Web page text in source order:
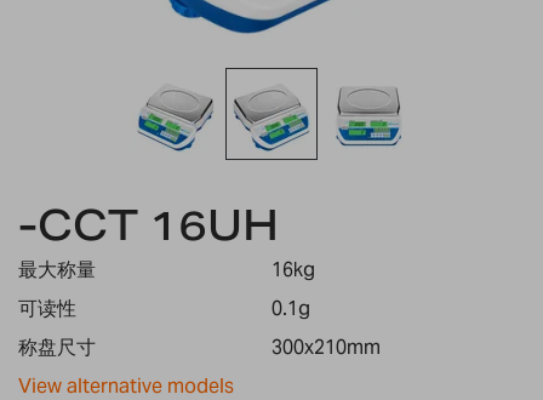
the
of
the
images
gallery
-CCT 16UH
最大称量
16kg
可读性
0.1g
称盘尺寸
300x210mm
View alternative models